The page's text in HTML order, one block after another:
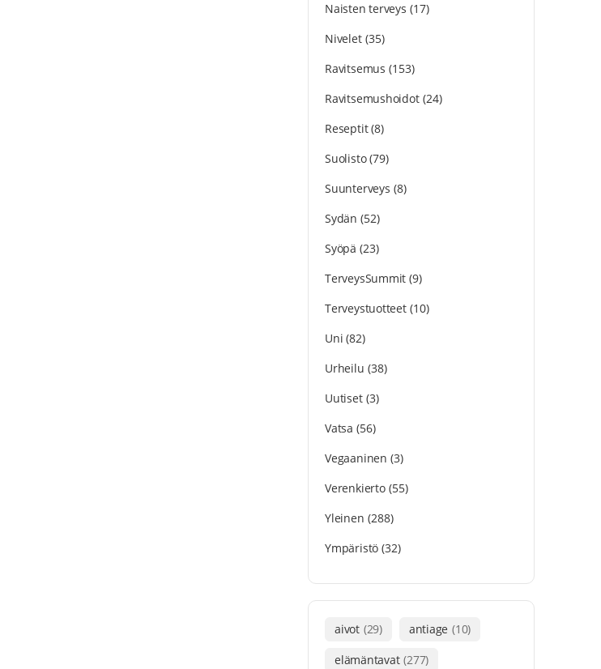
Naisten terveys (17)
Nivelet(35)
Ravitsemus (153)
Ravitsemushoidot(24)
Reseptit(8)
Suolisto(79)
Suunterveys (8)
Sydän (52)
Syöpä (23)
TerveysSummit (9)
Terveystuotteet(10)
Uni (82)
Urheilu (38)
Uutiset(3)
Vatsa (56)
Vegaaninen (3)
Verenkierto(55)
Yleinen (288)
Ympäristö (32)
aivot (29) antiage (10)
elämäntavat (277)